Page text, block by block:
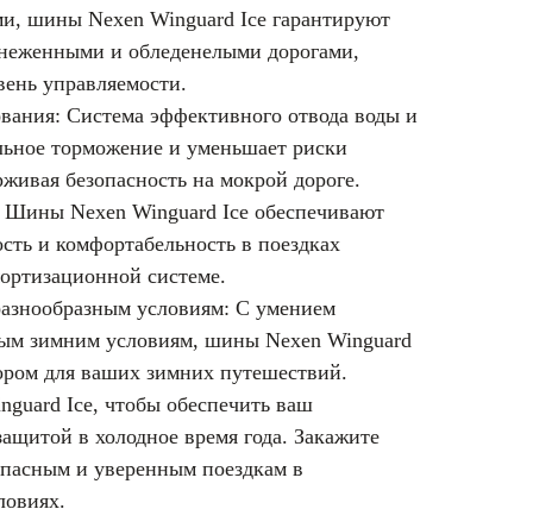
шины Nexen Winguard Ice гарантируют
и обледенелыми дорогами,
управляемости.
Система эффективного отвода воды и
торможение и уменьшает риски
безопасность на мокрой дороге.
Nexen Winguard Ice обеспечивают
и комфортабельность в поездках
системе.
условиям: С умением
зимним условиям, шины Nexen Winguard
для ваших зимних путешествий.
Ice, чтобы обеспечить ваш
в холодное время года. Закажите
и уверенным поездкам в